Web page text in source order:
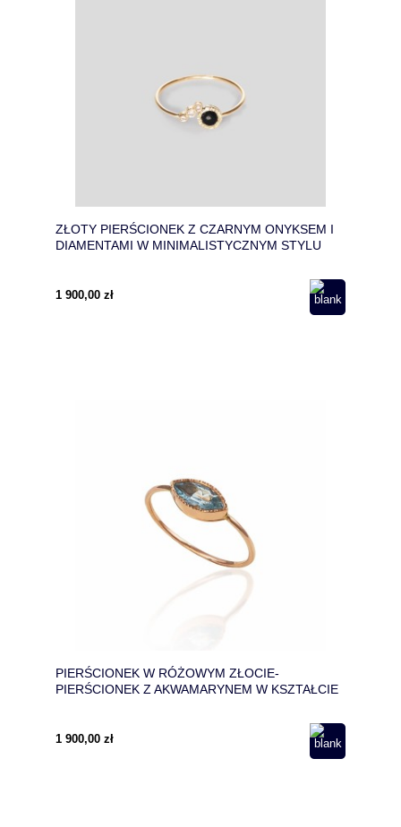
ZŁOTY PIERŚCIONEK Z CZARNYM ONYKSEM I
DIAMENTAMI W MINIMALISTYCZNYM STYLU
1 900,00 zł
PIERŚCIONEK W RÓŻOWYM ZŁOCIE-
PIERŚCIONEK Z AKWAMARYNEM W KSZTAŁCIE
1 900,00 zł